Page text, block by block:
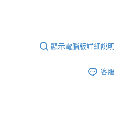
顯示電腦版詳細說明
客服